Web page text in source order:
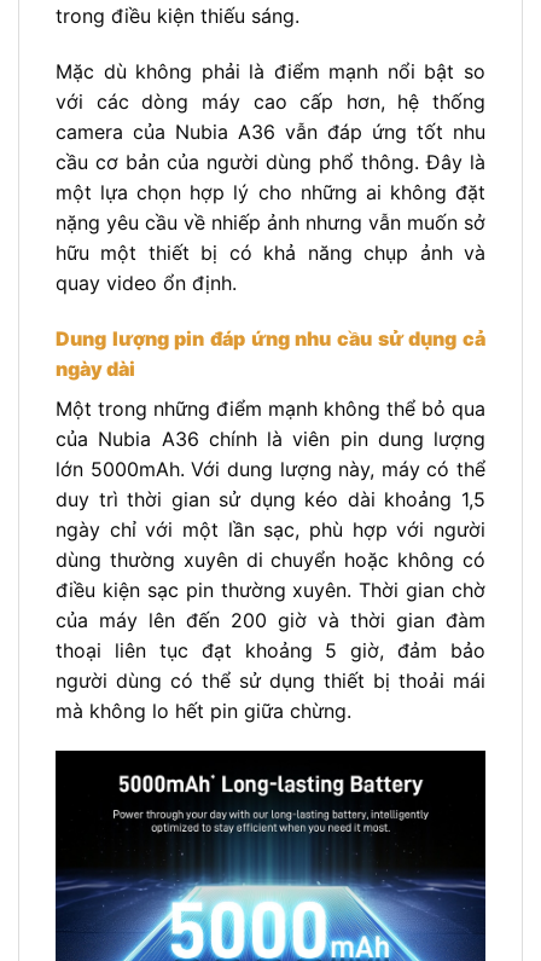
trong điều kiện thiếu sáng.
Mặc dù không phải là điểm mạnh nổi bật so
với các dòng máy cao cấp hơn, hệ thống
camera của Nubia A36 vẫn đáp ứng tốt nhu
cầu cơ bản của người dùng phổ thông. Đây là
một lựa chọn hợp lý cho những ai không đặt
nặng yêu cầu về nhiếp ảnh nhưng vẫn muốn sở
hữu một thiết bị có khả năng chụp ảnh và
quay video ổn định.
Dung lượng pin đáp ứng nhu cầu sử dụng cả
ngày dài
Một trong những điểm mạnh không thể bỏ qua
của Nubia A36 chính là viên pin dung lượng
lớn 5000mAh. Với dung lượng này, máy có thể
duy trì thời gian sử dụng kéo dài khoảng 1,5
ngày chỉ với một lần sạc, phù hợp với người
dùng thường xuyên di chuyển hoặc không có
điều kiện sạc pin thường xuyên. Thời gian chờ
của máy lên đến 200 giờ và thời gian đàm
thoại liên tục đạt khoảng 5 giờ, đảm bảo
người dùng có thể sử dụng thiết bị thoải mái
mà không lo hết pin giữa chừng.